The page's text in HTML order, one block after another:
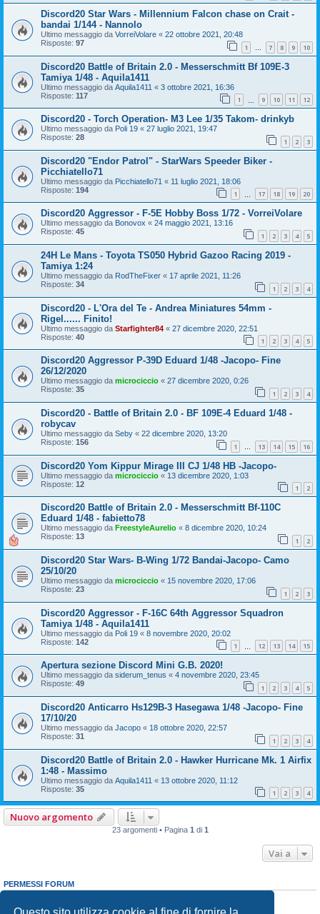
Discord20 Star Wars - Millennium Falcon chase on Crait -
bandai 1/144 - Nannolo
Ultimo messaggio da VorreiVolare « 22 ottobre 2021, 20:48
Risposte: 97 1 … 7 8 9 10
Discord20 Battle of Britain 2.0 - Messerschmitt Bf 109E-3
Tamiya 1/48 - Aquila1411
Ultimo messaggio da Aquila1411 « 3 ottobre 2021, 16:36
Risposte: 117 1 9 10 11 12
Discord20 - Torch Operation- M3 Lee 1/35 Takom- drinkyb
Ultimo messaggio da Poli 19 « 27 luglio 2021, 19:47
Risposte: 28 1 2 3
Discord20 "Endor Patrol" - StarWars Speeder Biker -
Picchiatello71
Ultimo messaggio da Picchiatello71 « 11 luglio 2021, 18:06
Risposte: 194 1 17 18 19 20
Discord20 Aggressor - F-5E Hobby Boss 1/72 - VorreiVolare
Ultimo messaggio da Bonovox « 24 maggio 2021, 13:16
Risposte: 45 1 2 3 4 5
24H Le Mans - Toyota TS050 Hybrid Gazoo Racing 2019 -
Tamiya 1:24
Ultimo messaggio da RodTheFixer « 17 aprile 2021, 11:26
Risposte: 34 1 2 3 4
Discord20 - L'Ora del Te - Andrea Miniatures 54mm -
Rigel...... Finito!
Ultimo messaggio da Starfighter84 « 27 dicembre 2020, 22:51
Risposte: 40 1 2 3 4 5
Discord20 Aggressor P-39D Eduard 1/48 -Jacopo- Fine
26/12/2020
Ultimo messaggio da microciccio « 27 dicembre 2020, 0:26
Risposte: 35 1 2 3 4
Discord20 - Battle of Britain 2.0 - BF 109E-4 Eduard 1/48 -
robycav
Ultimo messaggio da Seby « 22 dicembre 2020, 13:20
Risposte: 156 1 … 13 14 15 16
Discord20 Yom Kippur Mirage III CJ 1/48 HB -Jacopo-
Ultimo messaggio da microciccio « 13 dicembre 2020, 1:03
Risposte: 12 1 2
Discord20 Battle of Britain 2.0 - Messerschmitt Bf-110C
Eduard 1/48 - fabietto78
Ultimo messaggio da FreestyleAurelio « 8 dicembre 2020, 10:24
Risposte: 13 1 2
Discord20 Star Wars- B-Wing 1/72 Bandai-Jacopo- Camo
25/10/20
Ultimo messaggio da microciccio « 15 novembre 2020, 17:06
Risposte: 23 1 2 3
Discord20 Aggressor - F-16C 64th Aggressor Squadron
Tamiya 1/48 - Aquila1411
Ultimo messaggio da Poli 19 « 8 novembre 2020, 20:02
Risposte: 142 1 12 13 14 15
Apertura sezione Discord Mini G.B. 2020!
Ultimo messaggio da siderum_tenus « 4 novembre 2020, 23:45
Risposte: 49 1 2 3 4 5
Discord20 Anticarro Hs129B-3 Hasegawa 1/48 -Jacopo- Fine
17/10/20
Ultimo messaggio da Jacopo « 18 ottobre 2020, 22:57
Risposte: 31 1 2 3 4
Discord20 Battle of Britain 2.0 - Hawker Hurricane Mk. 1 Airfix
1:48 - Massimo
Ultimo messaggio da Aquila1411 « 13 ottobre 2020, 11:12
Risposte: 35 1 2 3 4
Nuovo argomento
23 argomenti • Pagina 1 di 1
Vai a
PERMESSI FORUM
Non puoi
rispondere negli argomenti